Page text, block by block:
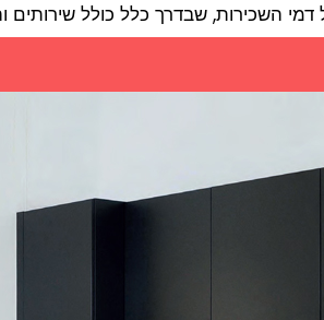
השכירות, שבדרך כלל כולל